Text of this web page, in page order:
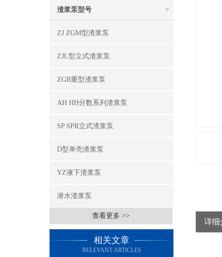
渣浆泵型号
ZJ ZGM型渣浆泵
ZJL型立式渣浆泵
ZGB重型渣浆泵
AH HH分数系列渣浆泵
SP SPR立式渣浆泵
D型单壳渣浆泵
YZ液下渣浆泵
潜水渣浆泵
查看更多 >>
相关文章
RELEVANT ARTICLES
详细